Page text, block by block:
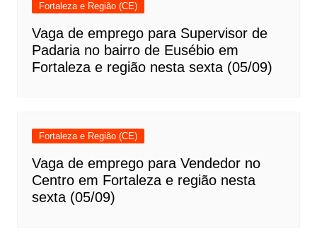
Fortaleza e Região (CE)
Vaga de emprego para Supervisor de
Padaria no bairro de Eusébio em
Fortaleza e região nesta sexta (05/09)
Fortaleza e Região (CE)
Vaga de emprego para Vendedor no
Centro em Fortaleza e região nesta
sexta (05/09)